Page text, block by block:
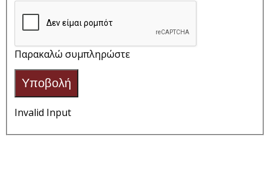
Παρακαλώ συμπληρώστε
Υποβολή
Invalid Input